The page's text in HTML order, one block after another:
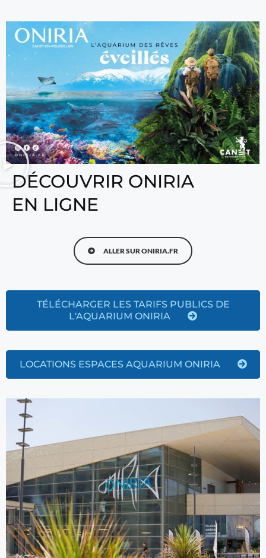
DÉCOUVRIR ONIRIA
EN LIGNE
ALLER SUR ONIRIA.FR
TÉLÉCHARGER LES TARIFS PUBLICS DE
L'AQUARIUM ONIRIA
LOCATIONS ESPACES AQUARIUM ONIRIA